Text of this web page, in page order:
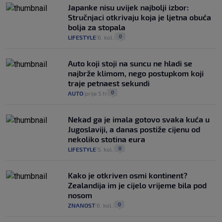
Japanke nisu uvijek najbolji izbor:
Stručnjaci otkrivaju koja je ljetna obuća
bolja za stopala
LIFESTYLE 6. kol. 0
Auto koji stoji na suncu ne hladi se
najbrže klimom, nego postupkom koji
traje petnaest sekundi
AUTO prije 5 h 0
Nekad ga je imala gotovo svaka kuća u
Jugoslaviji, a danas postiže cijenu od
nekoliko stotina eura
LIFESTYLE 5. kol. 0
Kako je otkriven osmi kontinent?
Zealandija im je cijelo vrijeme bila pod
nosom
ZNANOST 6. kol. 0